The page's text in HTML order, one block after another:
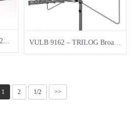
TK 9420 /TK 9421 /TK 9422 – Voltage Probe
1 2 1/2 >>